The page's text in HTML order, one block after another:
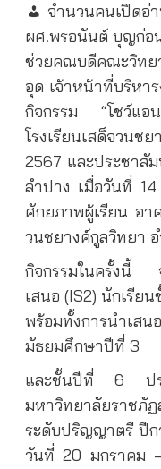
จำนวนคนเปิดอ่
ผศ.พรอนันต์ บุญก่อ
ช่วยคณบดีคณะวิทย
อุด เจ้าหน้าที่บริหา
กิจกรรม “โชว์แ
โรงเรียนเสด็จวน
2567 และประชาสั
ลำปาง เมื่อวันที่
ศักยภาพผู้เรียน อา
วนชยางค์กูลวิทยา อ
กิจกรรมในครั้งนี้ จั
เสนอ (IS2) นักเรี
พร้อมทั้งการนำเ
มัธยมศึกษาปีที่ 3
และชั้นปีที่ 6 ปร
มหาวิทยาลัยราชภั
ระดับปริญญาตรี ปีก
วันที่ 20 มกราคม